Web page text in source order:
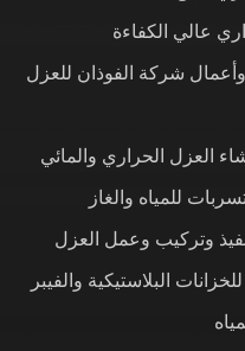
عالي الكفاءة
شركة الفوذان للعزل
العزل الحراري والمائي
للمياه والغاز
وتركيب وعمل العزل
البلاستيكية والفيبر